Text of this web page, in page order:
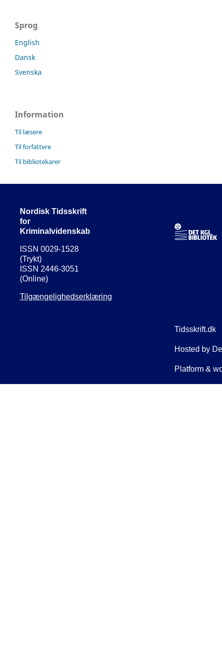
Sprog
English
Dansk
Svenska
Information
Til læsere
Til forfattere
Til bibliotekarer
Nordisk Tidsskrift
for
Kriminalvidenskab
ISSN 0029-1528
(Trykt)
ISSN 2446-3051
(Online)
Tilgængelighedserklæring